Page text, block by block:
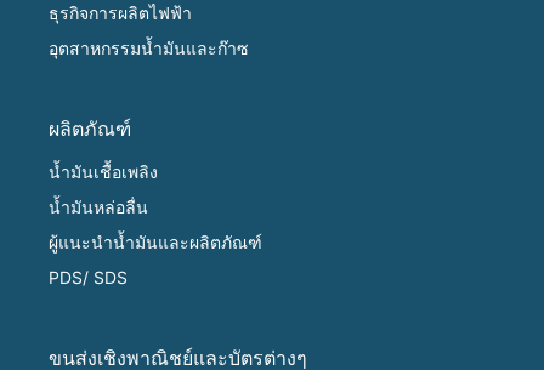
ธุรกิจการผลิตไฟฟ้า
อุตสาหกรรมน้ำมันและก๊าซ
ผลิตภัณฑ์
น้ำมันเชื้อเพลิง
น้ำมันหล่อลื่น
ผู้แนะนำน้ำมันและผลิตภัณฑ์
PDS/ SDS
ขนส่งเชิงพาณิชย์และบัตรต่างๆ